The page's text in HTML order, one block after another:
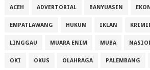
ACEH ADVERTORIAL BANYUASIN
EMPATLAWANG HUKUM IKLAN
LINGGAU MUARA ENIM MUBA
OKI OKUS OLAHRAGA PALEMBANG